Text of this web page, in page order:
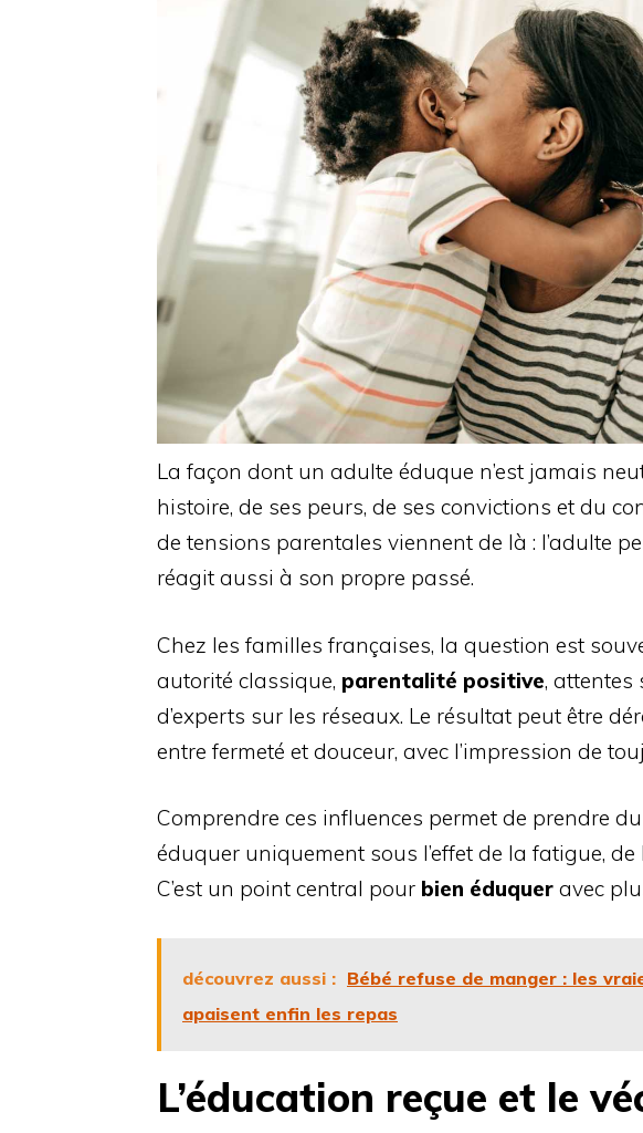
La façon dont un adulte éduque n’est jamais
histoire, de ses peurs, de ses convictions et du
de tensions parentales viennent de là : l’adulte
réagit aussi à son propre passé.
Chez les familles françaises, la question est
autorité classique, parentalité positive, attentes
d’experts sur les réseaux. Le résultat peut être
entre fermeté et douceur, avec l’impression de
Comprendre ces influences permet de prendre
éduquer uniquement sous l’effet de la fatigue,
C’est un point central pour bien éduquer avec
découvrez aussi : Bébé refuse de manger : les
apaisent enfin les repas
L’éducation reçue et le